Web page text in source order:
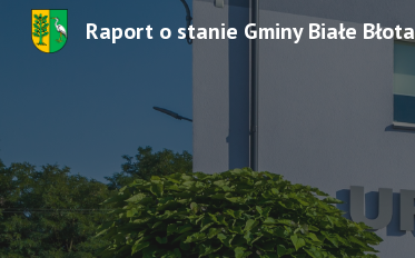
Raport o stanie Gminy Białe Błota